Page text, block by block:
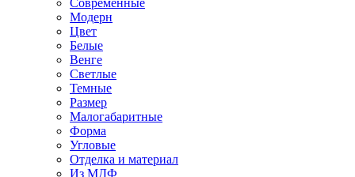
Современные
Модерн
Цвет
Белые
Венге
Светлые
Темные
Размер
Малогабаритные
Форма
Угловые
Отделка и материал
Из МДФ